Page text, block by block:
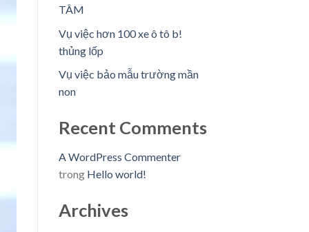
TÂM
Vụ việc hơn 100 xe ô tô b!
thủng lốp
Vụ việc bảo mẫu trường mần
non
Recent Comments
A WordPress Commenter
trong Hello world!
Archives